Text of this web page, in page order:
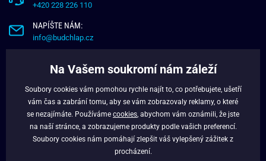
+420 228 226 110
NAPÍŠTE NÁM:
info@budchlap.cz
VĚRNOSTNÍ PROGRAM
FACEBOOK
Na Vašem soukromí nám záleží
Soubory cookies vám pomohou rychle najít to, co potřebujete, ušetří
vám čas a zabrání tomu, aby se vám zobrazovaly reklamy, o které
se nezajímáte. Používáme cookies , abychom vám oznámili, že jste
na naší stránce, a zobrazujeme produkty podle vašich preferencí.
Soubory cookies nám pomáhají zlepšit váš vylepšený zážitek z
procházení.